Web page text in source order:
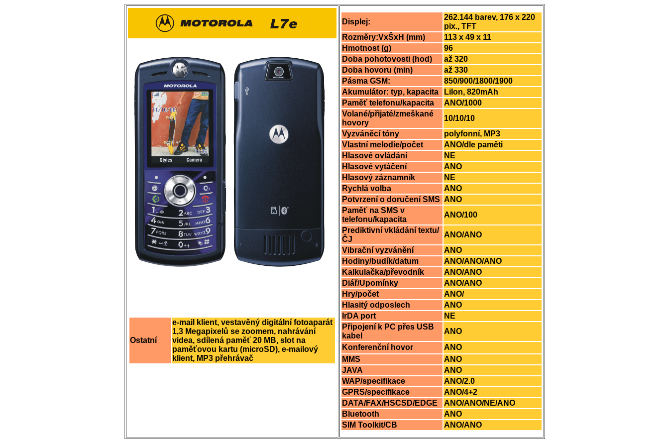
Ostatní
e-mail klient, vestavěný digitální fotoaparát
1,3 Megapixelů se zoomem, nahrávání
videa, sdílená paměť 20 MB, slot na
paměťovou kartu (microSD), e-mailový
klient, MP3 přehrávač
Displej:
262.144 barev, 176 x 220
pix., TFT
Rozměry:VxŠxH (mm)
113 x 49 x 11
Hmotnost (g)
96
Doba pohotovosti (hod)
až 320
Doba hovoru (min)
až 330
Pásma GSM:
850/900/1800/1900
Akumulátor: typ, kapacita
LiIon, 820mAh
Paměť telefonu/kapacita
ANO/1000
Volané/přijaté/zmeškané
hovory
10/10/10
Vyzváněcí tóny
polyfonní, MP3
Vlastní melodie/počet
ANO/dle paměti
Hlasové ovládání
NE
Hlasové vytáčení
ANO
Hlasový záznamník
NE
Rychlá volba
ANO
Potvrzení o doručení SMS ANO
Paměť na SMS v
telefonu/kapacita
ANO/100
Prediktivní vkládání textu/
ČJ
ANO/ANO
Vibrační vyzvánění
ANO
Hodiny/budík/datum
ANO/ANO/ANO
Kalkulačka/převodník
ANO/ANO
Diář/Upomínky
ANO/ANO
Hry/počet
ANO/
Hlasitý odposlech
ANO
IrDA port
NE
Připojení k PC přes USB
kabel
ANO
Konferenční hovor
ANO
MMS
ANO
JAVA
ANO
WAP/specifikace
ANO/2.0
GPRS/specifikace
ANO/4+2
DATA/FAX/HSCSD/EDGE
ANO/ANO/NE/ANO
Bluetooth
ANO
SIM Toolkit/CB
ANO/ANO